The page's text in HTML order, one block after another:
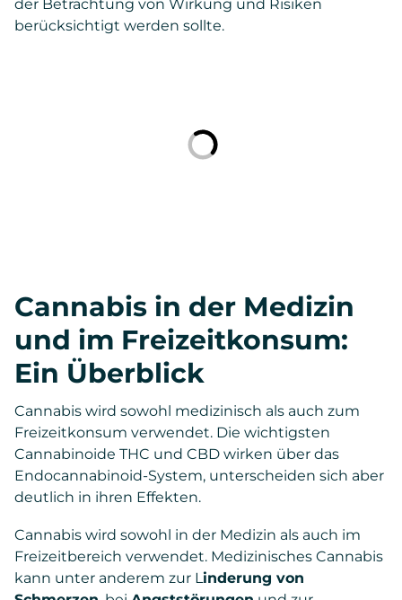
der Betrachtung von Wirkung und Risiken
berücksichtigt werden sollte.
Cannabis in der Medizin
und im Freizeitkonsum:
Ein Überblick
Cannabis wird sowohl medizinisch als auch zum
Freizeitkonsum verwendet. Die wichtigsten
Cannabinoide THC und CBD wirken über das
Endocannabinoid-System, unterscheiden sich aber
deutlich in ihren Effekten.
Cannabis wird sowohl in der Medizin als auch im
Freizeitbereich verwendet. Medizinisches Cannabis
kann unter anderem zur Linderung von